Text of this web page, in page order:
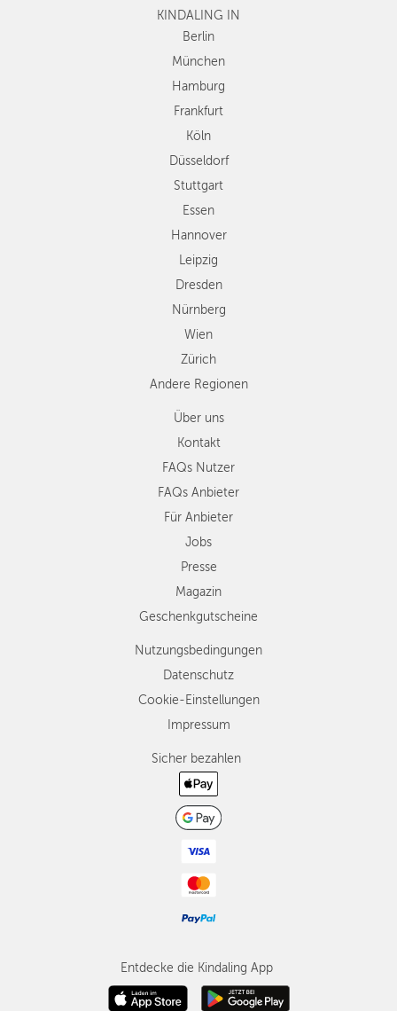
Nürnberg
KINDALING IN
Berlin
München
Hamburg
Frankfurt
Köln
Düsseldorf
Stuttgart
Essen
Hannover
Leipzig
Dresden
Nürnberg
Wien
Zürich
Andere Regionen
Über uns
Kontakt
FAQs Nutzer
FAQs Anbieter
Für Anbieter
Jobs
Presse
Magazin
Geschenkgutscheine
Nutzungsbedingungen
Datenschutz
Cookie-Einstellungen
Impressum
Sicher bezahlen
Entdecke die Kindaling App